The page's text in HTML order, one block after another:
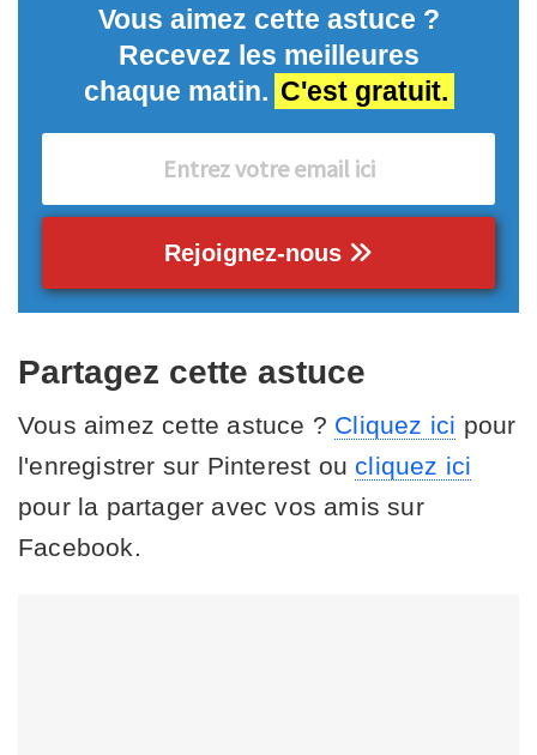
Vous aimez cette astuce ?
Recevez les meilleures
chaque matin. C'est gratuit.
Rejoignez-nous
Partagez cette astuce
Vous aimez cette astuce ? Cliquez ici pour
l'enregistrer sur Pinterest ou cliquez ici
pour la partager avec vos amis sur
Facebook.